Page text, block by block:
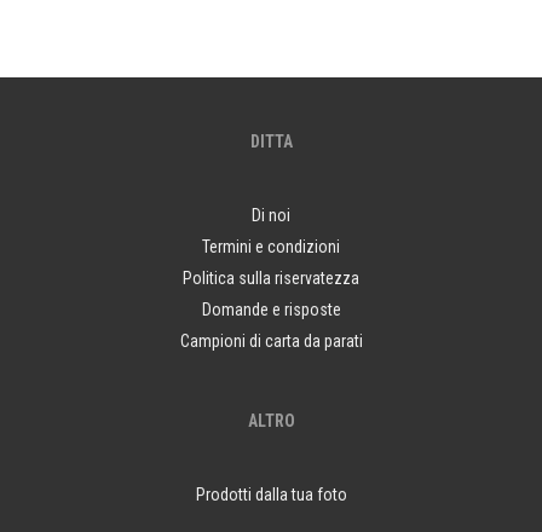
DITTA
Di noi
Termini e condizioni
Politica sulla riservatezza
Domande e risposte
Campioni di carta da parati
ALTRO
Prodotti dalla tua foto